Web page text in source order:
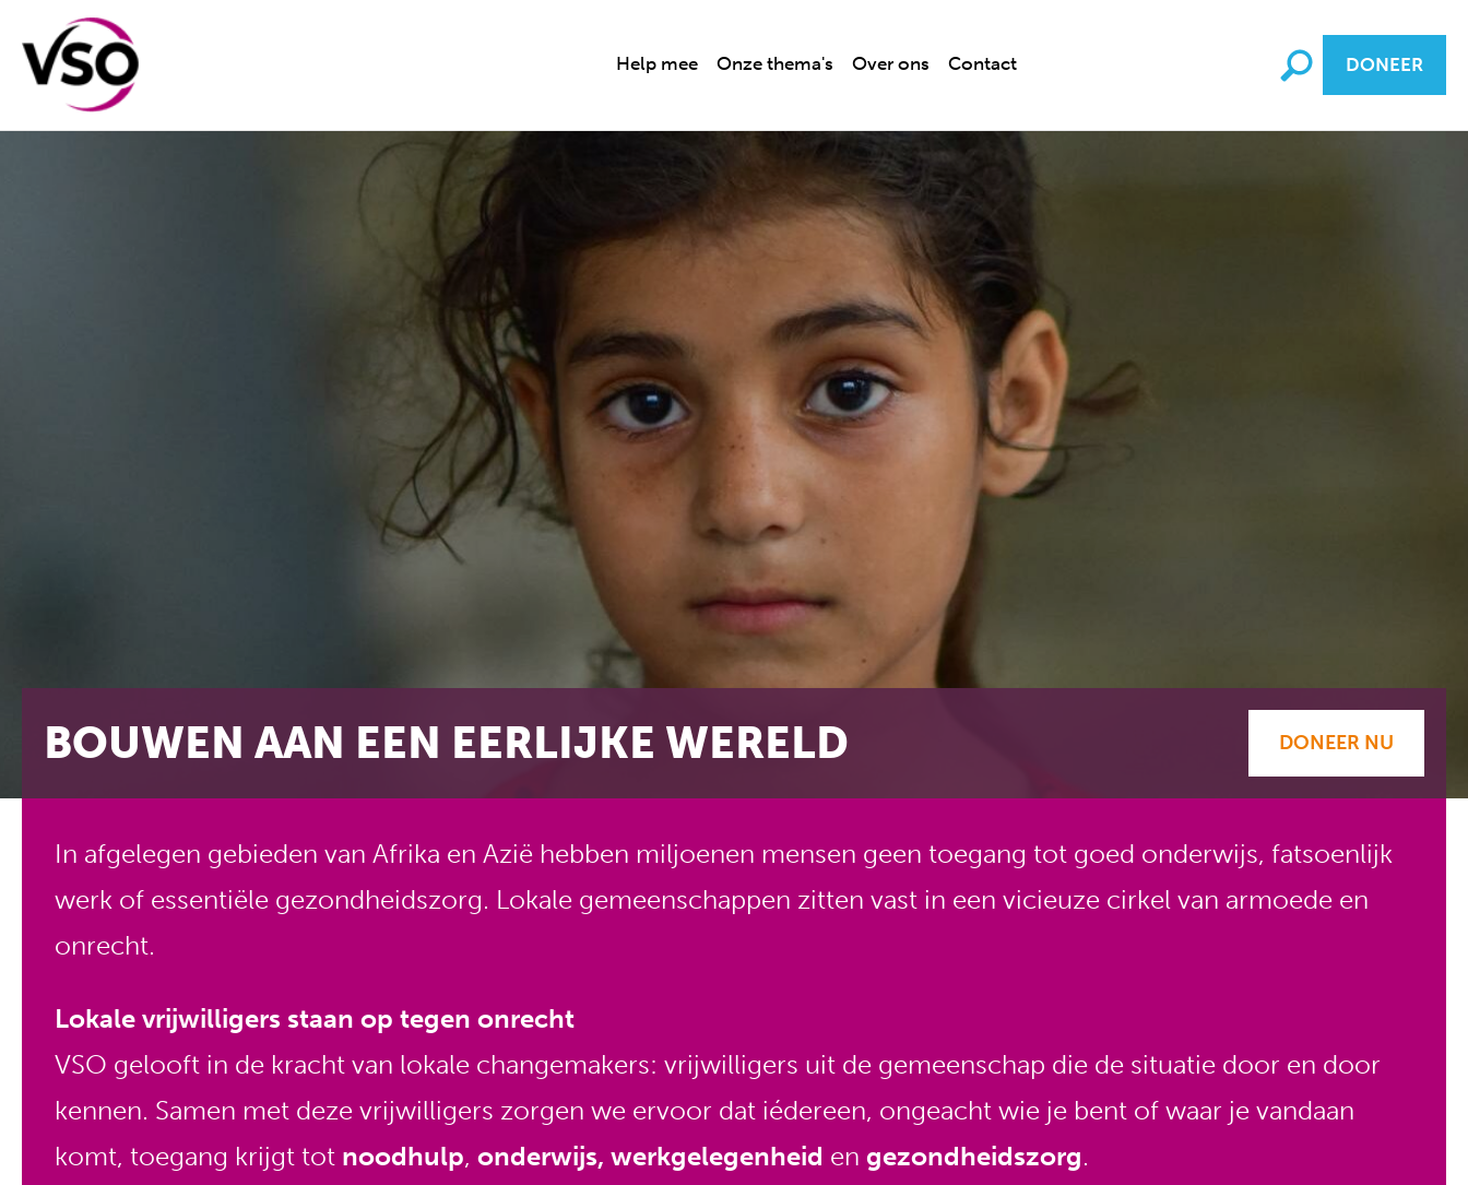
Help mee Onze thema's Over ons Contact DONEER
BOUWEN AAN EEN EERLIJKE WERELD DONEER NU
In afgelegen gebieden van Afrika en Azië hebben miljoenen mensen geen toegang tot goed onderwijs, fatsoenlijk
werk of essentiële gezondheidszorg. Lokale gemeenschappen zitten vast in een vicieuze cirkel van armoede en
onrecht.
Lokale vrijwilligers staan op tegen onrecht
VSO gelooft in de kracht van lokale changemakers: vrijwilligers uit de gemeenschap die de situatie door en door
kennen. Samen met deze vrijwilligers zorgen we ervoor dat iédereen, ongeacht wie je bent of waar je vandaan
komt, toegang krijgt tot noodhulp, onderwijs, werkgelegenheid en gezondheidszorg.